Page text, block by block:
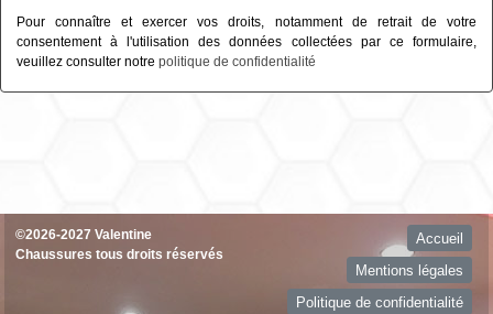
Pour connaître et exercer vos droits, notamment de retrait de votre
consentement à l'utilisation des données collectées par ce formulaire,
veuillez consulter notre politique de confidentialité
©2026-2027 Valentine
Chaussures tous droits réservés
Accueil
Mentions légales
Politique de confidentialité